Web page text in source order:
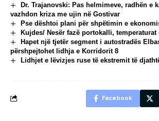
Dr. Trajanovski: Pas helmimeve, radhën e
vazhdon kriza me ujin në Gostivar
Pse dështoi plani për shpëtimin e
Kujdes/ Nesër fazë portokalli, temperaturat
Hapet një tjetër segment i autostradës
përshpejtohet lidhja e Korridorit 8
Lidhjet e lëvizjes ruse të ekstremit të
Facebook